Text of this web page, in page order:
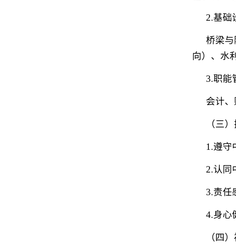
2.基础
桥梁
向）、水
3.职能
会计
（三
1.遵守
2.认同
3.责任
4.身心
（四